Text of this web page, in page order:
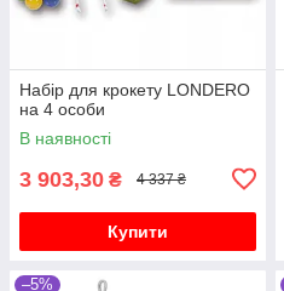
Набір для крокету LONDERO
на 4 особи
В наявності
3 903,30 ₴ 4 337 ₴
Купити
–5%